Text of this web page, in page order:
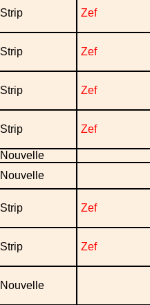
Strip Zef
Strip Zef
Strip Zef
Strip Zef
Nouvelle
Nouvelle
Strip Zef
Strip Zef
Nouvelle